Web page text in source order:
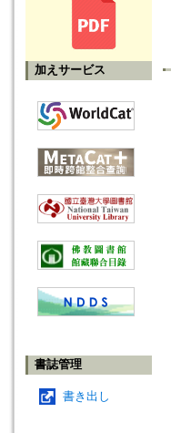
加えサービス
書誌管理
書き出し